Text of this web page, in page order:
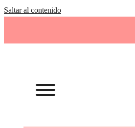
Saltar al contenido